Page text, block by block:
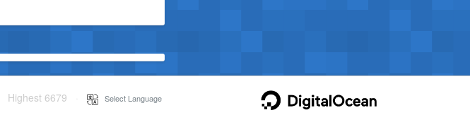
Highest 6679 Select Language